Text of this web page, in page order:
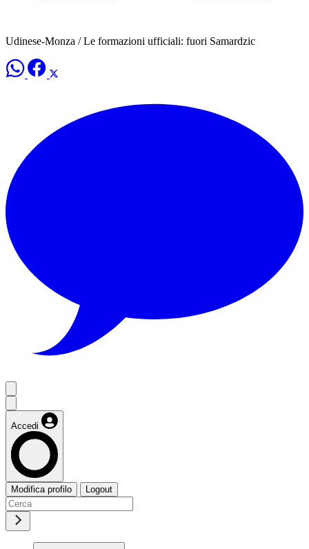
Udinese-Monza / Le formazioni ufficiali: fuori Samardzic
Accedi
Modifica profilo Logout